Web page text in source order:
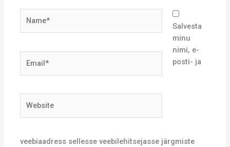
Salvesta
minu
nimi, e-
posti- ja
veebiaadress sellesse veebilehitsejasse järgmiste